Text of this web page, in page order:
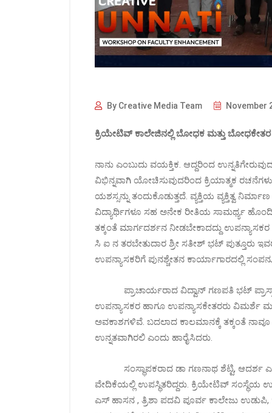
By Creative Media Team November
ಕ್ರಿಯೇಟಿವ್‌ ಕಾಲೇಜಿನಲ್ಲಿ ಬೋಧಕ ಮತ್ತು
ನಾನು ಎಂಬುದು ವಯಕ್ತಿಕ. ಆದ್ದರಿಂದ
ವಿಭಿನ್ನವಾಗಿ ಯೋಚಿಸುವುದರಿಂದ ಕ್ರಿಯಾತ್ಮಕ
ಯಶಸ್ಸನ್ನು ತಂದುಕೊಡುತ್ತದೆ. ವ್ಯಕ್ತಿಯ ವ್ಯಕ್ತಿತ್ವ
ವಿದ್ಯಾರ್ಥಿಗಳೂ ಸಹ ಅನೇಕ ರೀತಿಯ ಸಾಮರ್ಥ್ಯ
ತಕ್ಕಂತೆ ಮಾರ್ಗದರ್ಶನ ನೀಡಬೇಕಾದದ್ದು
ಸಿ ಐ ನ ತರಬೇತುದಾರ ಶ್ರೀ ಸತೀಶ್‌ ಭಟ್‌ ಪುತ್ತೂರು
ಉಪನ್ಯಾಸಕರಿಗೆ ಪುನಶ್ಚೇತನ ಕಾರ್ಯಾಗಾರದಲ್ಲಿ
ಪ್ರಾಚಾರ್ಯರಾದ ವಿದ್ವಾನ್‌ ಗಣಪತಿ ಭಟ್‌
ಉಪನ್ಯಾಸಕರ ಹಾಗೂ ಉಪನ್ಯಾಸಕೇತರರು ವಿಮರ್ಶೆ
ಅವಕಾಶಗಳಿವೆ. ಬದಲಾದ ಕಾಲಮಾನಕ್ಕೆ ತಕ್ಕಂತೆ ನಾವೂ
ಉನ್ನತವಾಗಿರಲಿ ಎಂದು ಹಾರೈಸಿದರು.
ಸಂಸ್ಥಾಪಕರಾದ ಡಾ ಗಣನಾಥ ಶೆಟ್ಟಿ, ಆದರ್ಶ
ವೇದಿಕೆಯಲ್ಲಿ ಉಪಸ್ಥಿತರಿದ್ದರು. ಕ್ರಿಯೇಟಿವ್‌ ಸಂಸ್ಥೆಯ
ಎಸ್‌ ಹಾಸನ , ತ್ರಿಶಾ ಪದವಿ ಪೂರ್ವ ಕಾಲೇಜು